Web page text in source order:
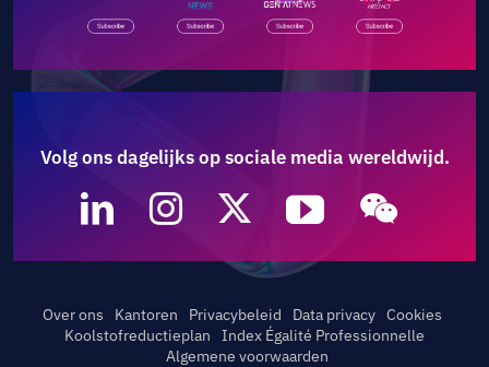
Volg ons dagelijks op sociale media wereldwijd.
Over ons Kantoren Privacybeleid Data privacy Cookies
Koolstofreductieplan
Index Égalité Professionnelle
Algemene voorwaarden